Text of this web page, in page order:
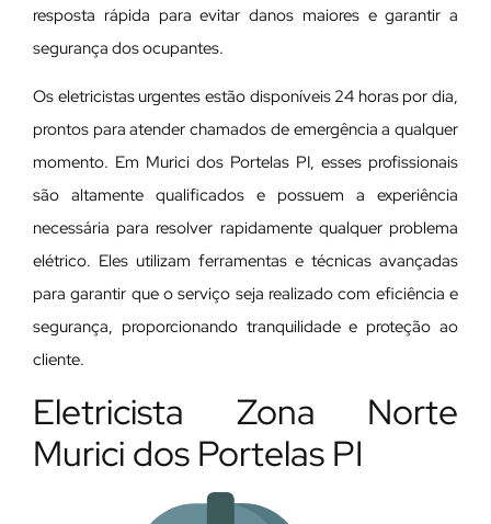
resposta rápida para evitar danos maiores e garantir a
segurança dos ocupantes.
Os eletricistas urgentes estão disponíveis 24 horas por dia,
prontos para atender chamados de emergência a qualquer
momento. Em Murici dos Portelas PI, esses profissionais
são altamente qualificados e possuem a experiência
necessária para resolver rapidamente qualquer problema
elétrico. Eles utilizam ferramentas e técnicas avançadas
para garantir que o serviço seja realizado com eficiência e
segurança, proporcionando tranquilidade e proteção ao
cliente.
Eletricista Zona Norte
Murici dos Portelas PI